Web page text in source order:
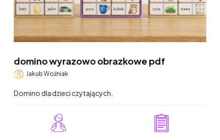
domino wyrazowo obrazkowe pdf
Jakub Woźniak
Domino dla dzieci czytających.